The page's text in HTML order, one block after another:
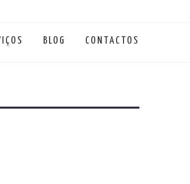
BLOG CONTACTOS